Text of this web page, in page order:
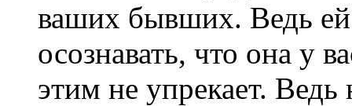
ваших бывших. Ведь
осознавать, что она у
этим не упрекает.